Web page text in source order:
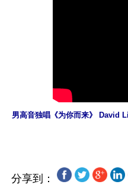
男高音独唱《为你而来》
分享到：